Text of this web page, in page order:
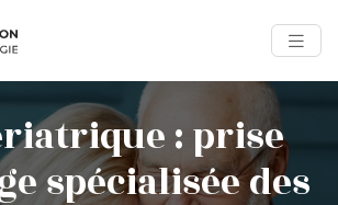
: prise
spécialisée des